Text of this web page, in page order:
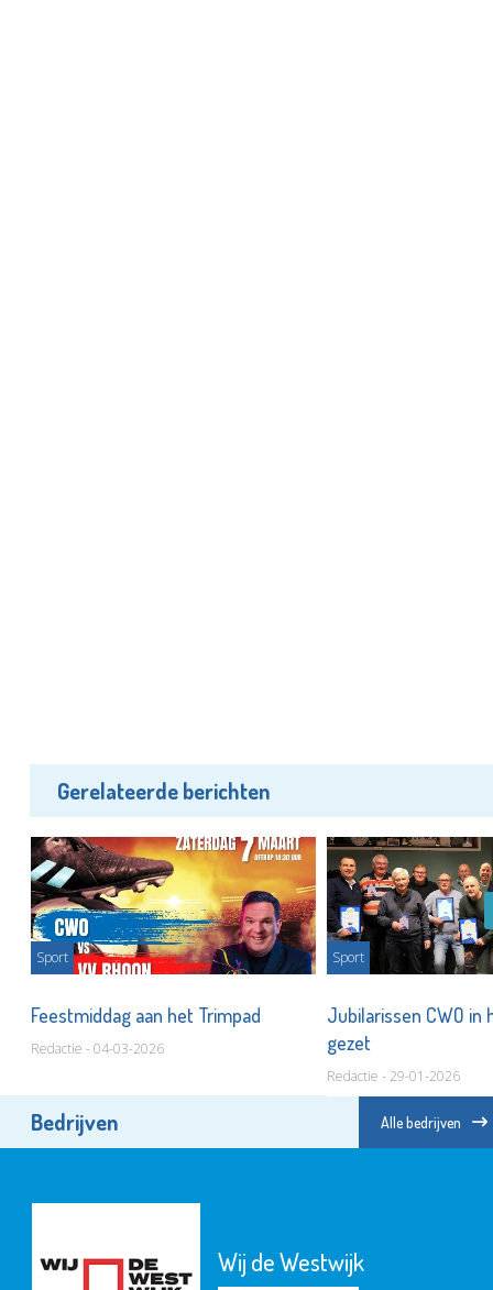
Gerelateerde berichten
Sport
Feestmiddag aan het Trimpad
Redactie - 04-03-2026
Sport
Jubilarissen CWO in
gezet
Redactie - 29-01-2026
Bedrijven Alle bedrijven
Wij de Westwijk